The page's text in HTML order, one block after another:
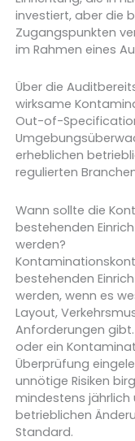
investiert, aber die
Zugangspunkten
im Rahmen eines
Über die
wirksame
Out-of-
erheblichen
regulierten
Wann sollte die
bestehenden
werden?
bestehenden
werden, wenn es
Layout,
Anforderungen
oder ein
Überprüfung
unnötige Risiken
mindestens jährlich
betrieblichen
Standard.